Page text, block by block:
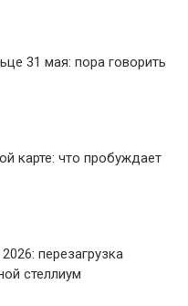
31 мая: пора говорить
карте: что пробуждает
перезагрузка
стеллиум